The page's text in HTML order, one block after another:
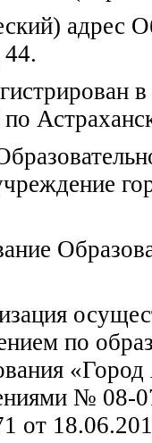
адрес
по
№ 08-
от